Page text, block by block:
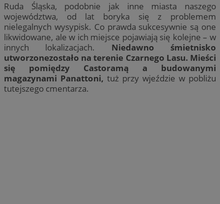
Ruda Śląska, podobnie jak inne miasta naszego
województwa, od lat boryka się z problemem
nielegalnych wysypisk. Co prawda sukcesywnie są one
likwidowane, ale w ich miejsce pojawiają się kolejne – w
innych lokalizacjach. Niedawno śmietnisko
utworzonezostało na terenie Czarnego Lasu. Mieści
się pomiędzy Castoramą a budowanymi
magazynami Panattoni, tuż przy wjeździe w pobliżu
tutejszego cmentarza.